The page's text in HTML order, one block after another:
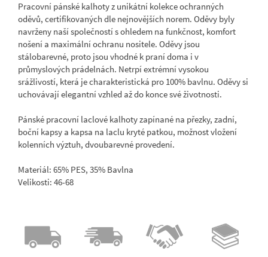
Pracovní pánské kalhoty z unikátní kolekce ochranných
oděvů, certifikovaných dle nejnovějších norem. Oděvy byly
navrženy naší společností s ohledem na funkčnost, komfort
nošení a maximální ochranu nositele. Oděvy jsou
stálobarevné, proto jsou vhodné k praní doma i v
průmyslových prádelnách. Netrpí extrémní vysokou
srážlivostí, která je charakteristická pro 100% bavlnu. Oděvy si
uchovávají elegantní vzhled až do konce své životnosti.
Pánské pracovní laclové kalhoty zapínané na přezky, zadní,
boční kapsy a kapsa na laclu kryté patkou, možnost vložení
kolenních výztuh, dvoubarevné provedení.
Materiál: 65% PES, 35% Bavlna
Velikosti: 46-68